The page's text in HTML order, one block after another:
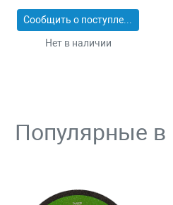
Сообщить о поступлении
Нет в наличии
Популярные в